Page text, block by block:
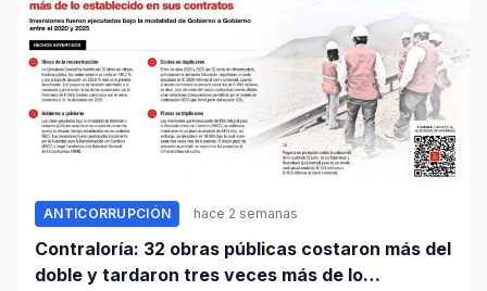
ANTICORRUPCIÓN hace 2 semanas
Contraloría: 32 obras públicas costaron más del
doble y tardaron tres veces más de lo